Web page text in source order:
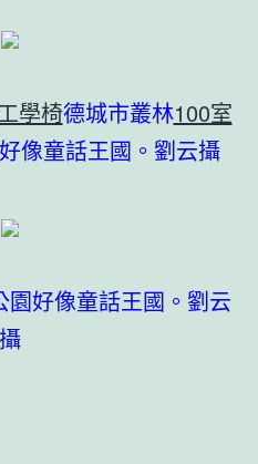
學椅德城市叢林100室
好像童話王國。劉云攝
好像童話王國。劉云
攝